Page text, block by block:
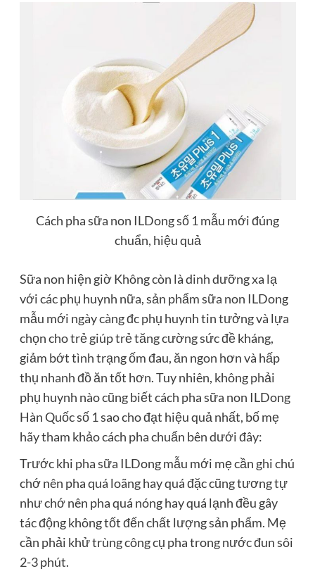
Cách pha sữa non ILDong số 1 mẫu mới đúng
chuẩn, hiệu quả
Sữa non hiện giờ Không còn là dinh dưỡng xa lạ
với các phụ huynh nữa, sản phẩm sữa non ILDong
mẫu mới ngày càng đc phụ huynh tin tưởng và lựa
chọn cho trẻ giúp trẻ tăng cường sức đề kháng,
giảm bớt tình trạng ốm đau, ăn ngon hơn và hấp
thụ nhanh đồ ăn tốt hơn. Tuy nhiên, không phải
phụ huynh nào cũng biết cách pha sữa non ILDong
Hàn Quốc số 1 sao cho đạt hiệu quả nhất, bố mẹ
hãy tham khảo cách pha chuẩn bên dưới đây:
Trước khi pha sữa ILDong mẫu mới mẹ cần ghi chú
chớ nên pha quá loãng hay quá đặc cũng tương tự
như chớ nên pha quá nóng hay quá lạnh đều gây
tác động không tốt đến chất lượng sản phẩm. Mẹ
cần phải khử trùng công cụ pha trong nước đun sôi
2-3 phút.